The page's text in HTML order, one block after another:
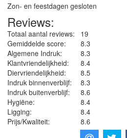
Zon- en feestdagen gesloten
Reviews:
Totaal aantal reviews:
19
Gemiddelde score:
8.3
Algemene Indruk:
8.3
Klantvriendelijkheid:
8.4
Diervriendelijkheid:
8.5
Indruk binnenverblijf:
8.3
Indruk buitenverblijf:
8.6
Hygiëne‎:
8.4
Ligging:
8.4
Prijs/Kwaliteit:
8.6